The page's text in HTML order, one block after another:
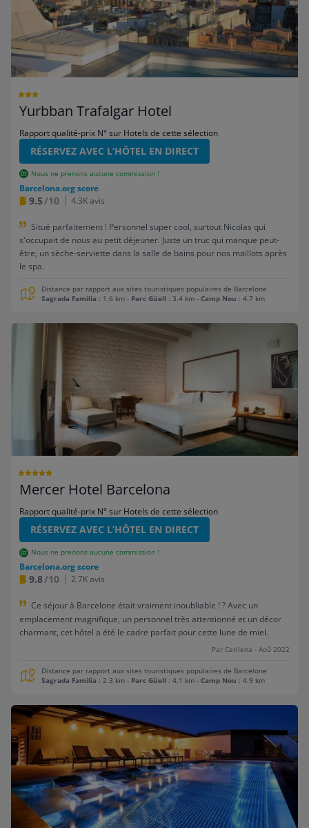
Yurbban Trafalgar Hotel
Rapport qualité-prix N° sur Hotels de cette sélection
RÉSERVEZ AVEC L’HÔTEL EN DIRECT
Nous ne prenons aucune commission !
Barcelona.org score
9.5/10 4.3K avis
Situé parfaitement ! Personnel super cool, surtout Nicolas qui
s'occupait de nous au petit déjeuner. Juste un truc qui manque peut-
être, un sèche-serviette dans la salle de bains pour nos maillots après
le spa.
Distance par rapport aux sites touristiques populaires de Barcelone
Sagrada Familia : 1.6 km - Parc Güell : 3.4 km - Camp Nou : 4.7 km
Mercer Hotel Barcelona
Rapport qualité-prix N° sur Hotels de cette sélection
RÉSERVEZ AVEC L’HÔTEL EN DIRECT
Nous ne prenons aucune commission !
Barcelona.org score
9.8/10 2.7K avis
Ce séjour à Barcelone était vraiment inoubliable ! ? Avec un
emplacement magnifique, un personnel très attentionné et un décor
charmant, cet hôtel a été le cadre parfait pour cette lune de miel.
Par Cerilena - Aoû 2022
Distance par rapport aux sites touristiques populaires de Barcelone
Sagrada Familia : 2.3 km - Parc Güell : 4.1 km - Camp Nou : 4.9 km